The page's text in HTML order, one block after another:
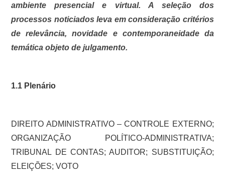
ambiente presencial e virtual. A seleção dos
processos noticiados leva em consideração critérios
de relevância, novidade e contemporaneidade da
temática objeto de julgamento.
1.1 Plenário
DIREITO ADMINISTRATIVO – CONTROLE EXTERNO;
ORGANIZAÇÃO POLÍTICO-ADMINISTRATIVA;
TRIBUNAL DE CONTAS; AUDITOR; SUBSTITUIÇÃO;
ELEIÇÕES; VOTO